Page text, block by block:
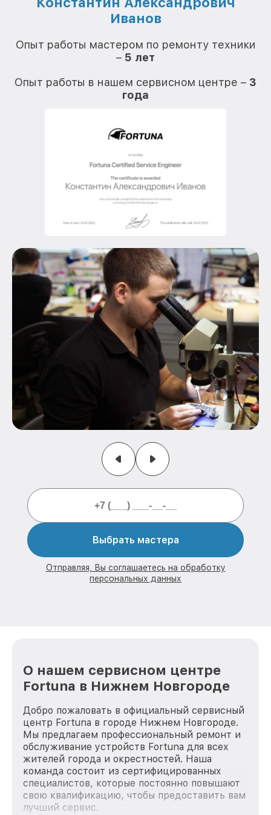
Иванов
Опыт работы мастером по ремонту техники
– 5 лет
Опыт работы в нашем сервисном центре – 3
года
Выбрать мастера
Отправляя, Вы соглашаетесь на обработку
персональных данных
О нашем сервисном центре
Fortuna в Нижнем Новгороде
Добро пожаловать в официальный сервисный
центр Fortuna в городе Нижнем Новгороде.
Мы предлагаем профессиональный ремонт и
обслуживание устройств Fortuna для всех
жителей города и окрестностей. Наша
команда состоит из сертифицированных
специалистов, которые постоянно повышают
свою квалификацию, чтобы предоставить вам
лучший сервис.